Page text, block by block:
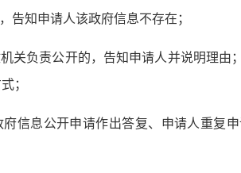
告知申请人该政府信息不存在；
关负责公开的，告知申请人并说明理由
；
信息公开申请作出答复、申请人重复